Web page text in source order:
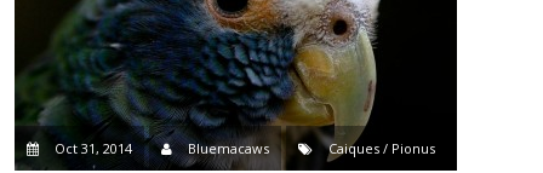
Oct 31, 2014 Bluemacaws Caiques / Pionus